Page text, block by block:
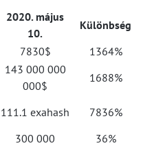
2020. május
10.
Különbség
7830$
1364%
143 000 000
000$
1688%
111.1 exahash
7836%
300 000
36%